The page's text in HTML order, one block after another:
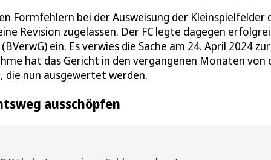
Formfehlern bei der Ausweisung der Kleinspielfelder
Revision zugelassen. Der FC legte dagegen
ein. Es verwies die Sache am 24. April 2024
hat das Gericht in den vergangenen Monaten von
nun ausgewertet werden.
ausschöpfen